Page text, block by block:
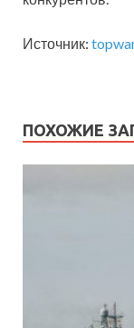
Источник:
ПОХОЖИЕ